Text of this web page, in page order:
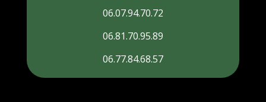
06.07.94.70.72
06.81.70.95.89
06.77.84.68.57